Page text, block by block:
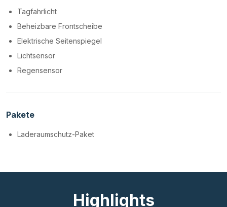
Tagfahrlicht
Beheizbare Frontscheibe
Elektrische Seitenspiegel
Lichtsensor
Regensensor
Pakete
Laderaumschutz-Paket
Highlights